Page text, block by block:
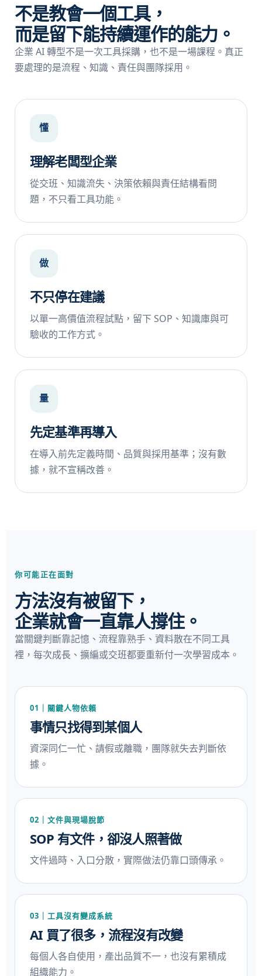
不是教會一個工具，
而是留下能持續運作的能力。
企業 AI 轉型不是一次工具採購，也不是一場課程。真正
要處理的是流程、知識、責任與團隊採用。
懂
理解老闆型企業
從交班、知識流失、決策依賴與責任結構看問
題，不只看工具功能。
做
不只停在建議
以單一高價值流程試點，留下 SOP、知識庫與可
驗收的工作方式。
量
先定基準再導入
在導入前先定義時間、品質與採用基準；沒有數
據，就不宣稱改善。
你可能正在面對
方法沒有被留下，
企業就會一直靠人撐住。
當關鍵判斷靠記憶、流程靠熟手、資料散在不同工具
裡，每次成長、擴編或交班都要重新付一次學習成本。
01｜關鍵人物依賴
事情只找得到某個人
資深同仁一忙、請假或離職，團隊就失去判斷依
據。
02｜文件與現場脫節
SOP 有文件，卻沒人照著做
文件過時、入口分散，實際做法仍靠口頭傳承。
03｜工具沒有變成系統
AI 買了很多，流程沒有改變
每個人各自使用，產出品質不一，也沒有累積成
組織能力。